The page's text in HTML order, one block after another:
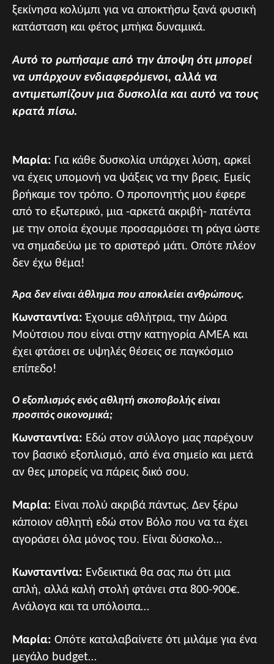
ξεκίνησα κολύμπι για να αποκτήσω ξανά φυσική
κατάσταση και φέτος μπήκα δυναμικά.
Αυτό το ρωτήσαμε από την άποψη ότι μπορεί
να υπάρχουν ενδιαφερόμενοι, αλλά να
αντιμετωπίζουν μια δυσκολία και αυτό να τους
κρατά πίσω.
Μαρία: Για κάθε δυσκολία υπάρχει λύση, αρκεί
να έχεις υπομονή να ψάξεις να την βρεις. Εμείς
βρήκαμε τον τρόπο. Ο προπονητής μου έφερε
από το εξωτερικό, μια -αρκετά ακριβή- πατέντα
με την οποία έχουμε προσαρμόσει τη ράγα ώστε
να σημαδεύω με το αριστερό μάτι. Οπότε πλέον
δεν έχω θέμα!
Άρα δεν είναι άθλημα που αποκλείει ανθρώπους.
Κωνσταντίνα: Έχουμε αθλήτρια, την Δώρα
Μούτσιου που είναι στην κατηγορία ΑΜΕΑ και
έχει φτάσει σε υψηλές θέσεις σε παγκόσμιο
επίπεδο!
Ο εξοπλισμός ενός αθλητή σκοποβολής είναι
προσιτός οικονομικά;
Κωνσταντίνα: Εδώ στον σύλλογο μας παρέχουν
τον βασικό εξοπλισμό, από ένα σημείο και μετά
αν θες μπορείς να πάρεις δικό σου.
Μαρία: Είναι πολύ ακριβά πάντως. Δεν ξέρω
κάποιον αθλητή εδώ στον Βόλο που να τα έχει
αγοράσει όλα μόνος του. Είναι δύσκολο…
Κωνσταντίνα: Ενδεικτικά θα σας πω ότι μια
απλή, αλλά καλή στολή φτάνει στα 800-900€.
Ανάλογα και τα υπόλοιπα…
Μαρία: Οπότε καταλαβαίνετε ότι μιλάμε για ένα
μεγάλο budget…